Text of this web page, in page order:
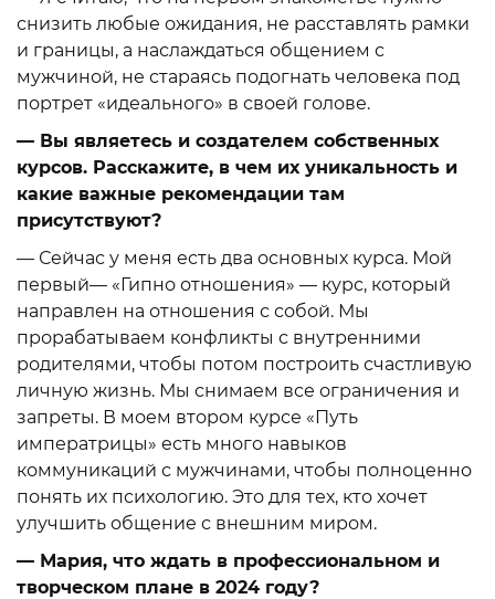
снизить любые ожидания, не расставлять рамки
и границы, а наслаждаться общением с
мужчиной, не стараясь подогнать человека под
портрет «идеального» в своей голове.
— Вы являетесь и создателем собственных
курсов. Расскажите, в чем их уникальность и
какие важные рекомендации там
присутствуют?
— Сейчас у меня есть два основных курса. Мой
первый— «Гипно отношения» — курс, который
направлен на отношения с собой. Мы
прорабатываем конфликты с внутренними
родителями, чтобы потом построить счастливую
личную жизнь. Мы снимаем все ограничения и
запреты. В моем втором курсе «Путь
императрицы» есть много навыков
коммуникаций с мужчинами, чтобы полноценно
понять их психологию. Это для тех, кто хочет
улучшить общение с внешним миром.
— Мария, что ждать в профессиональном и
творческом плане в 2024 году?